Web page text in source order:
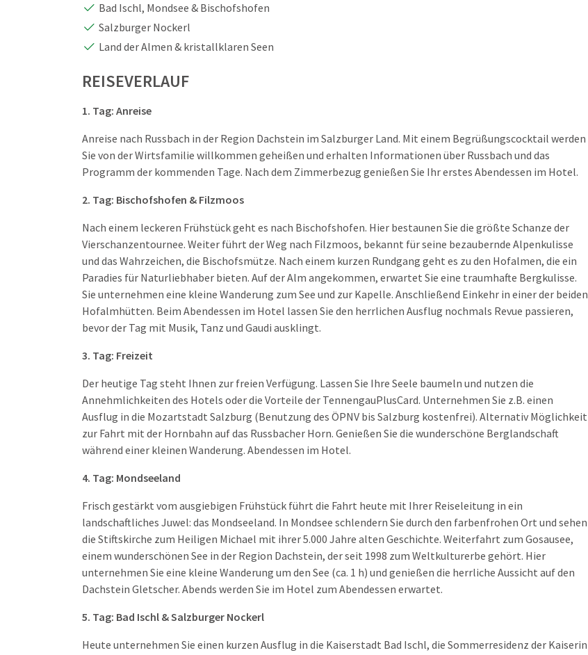
Bad Ischl, Mondsee & Bischofshofen
Salzburger Nockerl
Land der Almen & kristallklaren Seen
REISEVERLAUF
1. Tag: Anreise
Anreise nach Russbach in der Region Dachstein im Salzburger Land. Mit einem Begrüßungscocktail werden
Sie von der Wirtsfamilie willkommen geheißen und erhalten Informationen über Russbach und das
Programm der kommenden Tage. Nach dem Zimmerbezug genießen Sie Ihr erstes Abendessen im Hotel.
2. Tag: Bischofshofen & Filzmoos
Nach einem leckeren Frühstück geht es nach Bischofshofen. Hier bestaunen Sie die größte Schanze der
Vierschanzentournee. Weiter führt der Weg nach Filzmoos, bekannt für seine bezaubernde Alpenkulisse
und das Wahrzeichen, die Bischofsmütze. Nach einem kurzen Rundgang geht es zu den Hofalmen, die ein
Paradies für Naturliebhaber bieten. Auf der Alm angekommen, erwartet Sie eine traumhafte Bergkulisse.
Sie unternehmen eine kleine Wanderung zum See und zur Kapelle. Anschließend Einkehr in einer der beiden
Hofalmhütten. Beim Abendessen im Hotel lassen Sie den herrlichen Ausflug nochmals Revue passieren,
bevor der Tag mit Musik, Tanz und Gaudi ausklingt.
3. Tag: Freizeit
Der heutige Tag steht Ihnen zur freien Verfügung. Lassen Sie Ihre Seele baumeln und nutzen die
Annehmlichkeiten des Hotels oder die Vorteile der TennengauPlusCard. Unternehmen Sie z.B. einen
Ausflug in die Mozartstadt Salzburg (Benutzung des ÖPNV bis Salzburg kostenfrei). Alternativ Möglichkeit
zur Fahrt mit der Hornbahn auf das Russbacher Horn. Genießen Sie die wunderschöne Berglandschaft
während einer kleinen Wanderung. Abendessen im Hotel.
4. Tag: Mondseeland
Frisch gestärkt vom ausgiebigen Frühstück führt die Fahrt heute mit Ihrer Reiseleitung in ein
landschaftliches Juwel: das Mondseeland. In Mondsee schlendern Sie durch den farbenfrohen Ort und sehen
die Stiftskirche zum Heiligen Michael mit ihrer 5.000 Jahre alten Geschichte. Weiterfahrt zum Gosausee,
einem wunderschönen See in der Region Dachstein, der seit 1998 zum Weltkulturerbe gehört. Hier
unternehmen Sie eine kleine Wanderung um den See (ca. 1 h) und genießen die herrliche Aussicht auf den
Dachstein Gletscher. Abends werden Sie im Hotel zum Abendessen erwartet.
5. Tag: Bad Ischl & Salzburger Nockerl
Heute unternehmen Sie einen kurzen Ausflug in die Kaiserstadt Bad Ischl, die Sommerresidenz der Kaiserin